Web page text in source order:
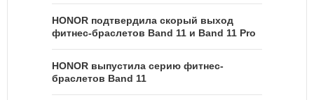
HONOR подтвердила скорый выход
фитнес-браслетов Band 11 и Band 11 Pro
HONOR выпустила серию фитнес-
браслетов Band 11